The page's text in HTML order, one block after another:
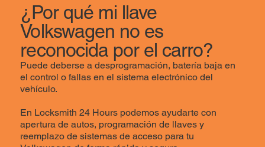
¿Por qué mi llave
Volkswagen no es
reconocida por el carro?
Puede deberse a desprogramación, batería baja en
el control o fallas en el sistema electrónico del
vehículo.
En Locksmith 24 Hours podemos ayudarte con
apertura de autos, programación de llaves y
reemplazo de sistemas de acceso para tu